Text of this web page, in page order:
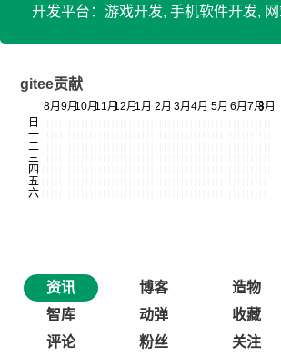
开发平台：游戏开发, 手机软件开发,
gitee贡献
资讯 博客
造物
智库
动弹
收藏
评论
粉丝 关注